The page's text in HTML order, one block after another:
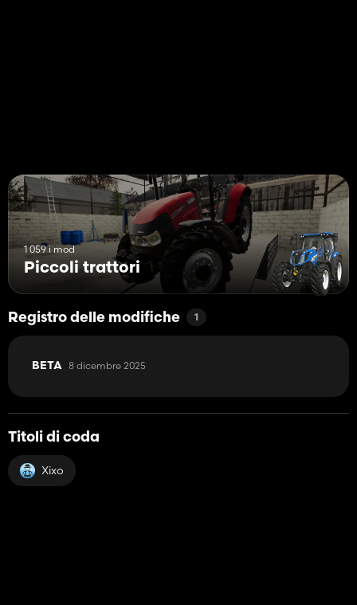
1 059 i mod
Piccoli trattori
Registro delle modifiche 1
BETA 8 dicembre 2025
Titoli di coda
Xixo